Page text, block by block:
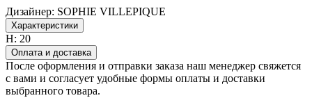
Дизайнер: SOPHIE VILLEPIQUE
Характеристики
H: 20
Оплата и доставка
После оформления и отправки заказа наш менеджер свяжется
с вами и согласует удобные формы оплаты и доставки
выбранного товара.